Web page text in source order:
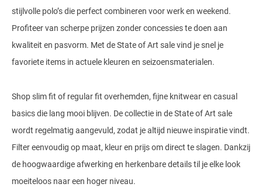
stijlvolle polo’s die perfect combineren voor werk en weekend.
Profiteer van scherpe prijzen zonder concessies te doen aan
kwaliteit en pasvorm. Met de State of Art sale vind je snel je
favoriete items in actuele kleuren en seizoensmaterialen.
Shop slim fit of regular fit overhemden, fijne knitwear en casual
basics die lang mooi blijven. De collectie in de State of Art sale
wordt regelmatig aangevuld, zodat je altijd nieuwe inspiratie vindt.
Filter eenvoudig op maat, kleur en prijs om direct te slagen. Dankzij
de hoogwaardige afwerking en herkenbare details til je elke look
moeiteloos naar een hoger niveau.